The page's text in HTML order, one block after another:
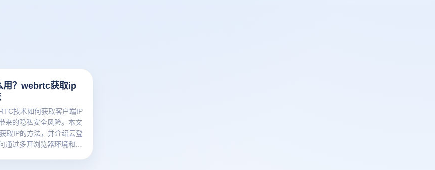
？webrtc获取ip
技术如何获取客户端IP
来的隐私安全风险。本文
取IP的方法，并介绍云登
通过多开浏览器环境和指